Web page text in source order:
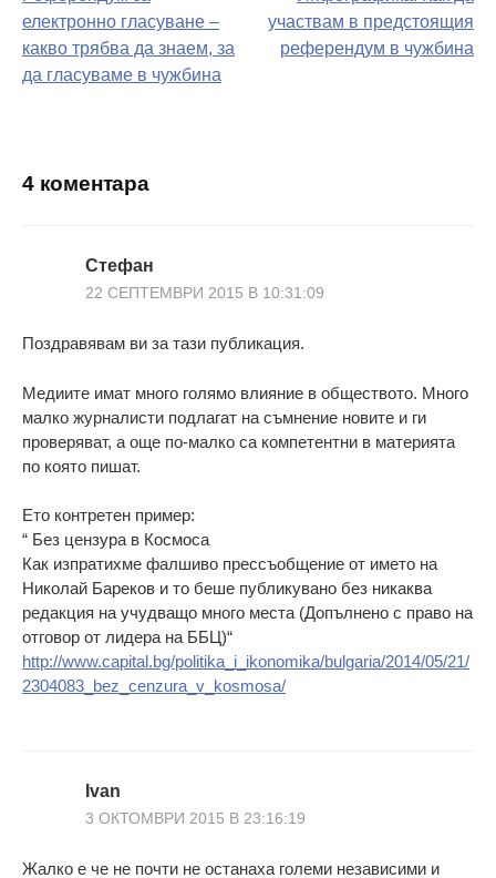
на
поста
електронно гласуване –
какво трябва да знаем, за
да гласуваме в чужбина
участвам в предстоящия
референдум в чужбина
4 коментара
Стефан
22 СЕПТЕМВРИ 2015 В 10:31:09
Поздравявам ви за тази публикация.
Медиите имат много голямо влияние в обществото. Много
малко журналисти подлагат на съмнение новите и ги
проверяват, а още по-малко са компетентни в материята
по която пишат.
Ето контретен пример:
“ Без цензура в Космоса
Как изпратихме фалшиво прессъобщение от името на
Николай Бареков и то беше публикувано без никаква
редакция на учудващо много места (Допълнено с право на
отговор от лидера на ББЦ)“
http://www.capital.bg/politika_i_ikonomika/bulgaria/2014/05/21/
2304083_bez_cenzura_v_kosmosa/
Ivan
3 ОКТОМВРИ 2015 В 23:16:19
Жалко е че не почти не останаха големи независими и